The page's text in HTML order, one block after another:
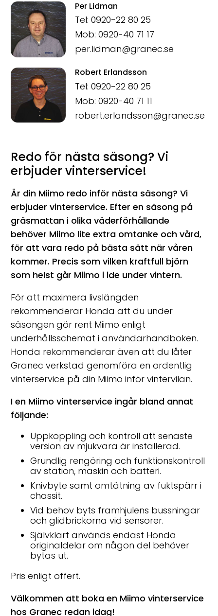
Per Lidman
Tel: 0920-22 80 25
Mob: 0920-40 71 17
per.lidman@granec.se
Robert Erlandsson
Tel: 0920-22 80 25
Mob: 0920-40 71 11
robert.erlandsson@granec.se
Redo för nästa säsong? Vi
erbjuder vinterservice!
Är din Miimo redo inför nästa säsong? Vi
erbjuder vinterservice. Efter en säsong på
gräsmattan i olika väderförhållande
behöver Miimo lite extra omtanke och vård,
för att vara redo på bästa sätt när våren
kommer. Precis som vilken kraftfull björn
som helst går Miimo i ide under vintern.
För att maximera livslängden
rekommenderar Honda att du under
säsongen gör rent Miimo enligt
underhållsschemat i användarhandboken.
Honda rekommenderar även att du låter
Granec verkstad genomföra en ordentlig
vinterservice på din Miimo inför vintervilan.
I en Miimo vinterservice ingår bland annat
följande:
Uppkoppling och kontroll att senaste
version av mjukvara är installerad.
Grundlig rengöring och funktionskontroll
av station, maskin och batteri.
Knivbyte samt omtätning av fuktspärr i
chassit.
Vid behov byts framhjulens bussningar
och glidbrickorna vid sensorer.
Självklart används endast Honda
originaldelar om någon del behöver
bytas ut.
Pris enligt offert.
Välkommen att boka en Miimo vinterservice
hos Granec redan idag!